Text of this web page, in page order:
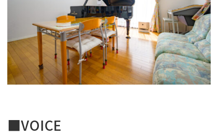
■VOICE